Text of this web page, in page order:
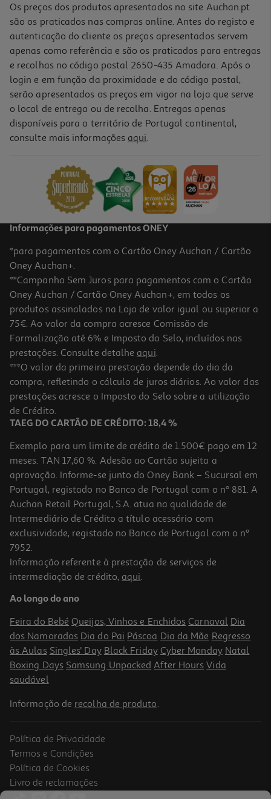
Instalação Forno Eléctrico
44,99 €
Instalação Placa De Gás
64.99 €/un
64,99 €
Instalação Placa Electrica + Forno A Gás
76.99 €/un
76,99 €
Os preços dos produtos apresentados no site Auchan.pt
são os praticados nas compras online. Antes do registo e
autenticação do cliente os preços apresentados servem
apenas como referência e são os praticados para entregas
e recolhas no código postal 2650-435 Amadora. Após o
login e em função da proximidade e do código postal,
serão apresentados os preços em vigor na loja que serve
o local de entrega ou de recolha. Entregas apenas
disponíveis para o território de Portugal continental,
consulte mais informações aqui.
Informações para pagamentos ONEY
*para pagamentos com o Cartão Oney Auchan / Cartão
Oney Auchan+.
**Campanha Sem Juros para pagamentos com o Cartão
Oney Auchan / Cartão Oney Auchan+, em todos os
produtos assinalados na Loja de valor igual ou superior a
75€. Ao valor da compra acresce Comissão de
Formalização até 6% e Imposto do Selo, incluídos nas
prestações. Consulte detalhe aqui.
***O valor da primeira prestação depende do dia da
compra, refletindo o cálculo de juros diários. Ao valor das
prestações acresce o Imposto do Selo sobre a utilização
de Crédito.
TAEG DO CARTÃO DE CRÉDITO: 18,4 %
Exemplo para um limite de crédito de 1.500€ pago em 12
meses. TAN 17,60 %. Adesão ao Cartão sujeita a
aprovação. Informe-se junto do Oney Bank – Sucursal em
Portugal, registado no Banco de Portugal com o nº 881. A
Auchan Retail Portugal, S.A. atua na qualidade de
Intermediário de Crédito a título acessório com
exclusividade, registado no Banco de Portugal com o nº
7952.
Informação referente à prestação de serviços de
intermediação de crédito, aqui.
Ao longo do ano
Feira do Bebé Queijos, Vinhos e Enchidos Carnaval Dia
dos Namorados Dia do Pai Páscoa Dia da Mãe Regresso
às Aulas Singles' Day Black Friday Cyber Monday Natal
Boxing Days Samsung Unpacked After Hours Vida
saudável
Informação de recolha de produto.
Política de Privacidade
Termos e Condições
Política de Cookies
Livro de reclamações